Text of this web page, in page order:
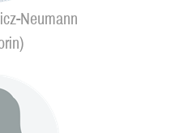
Neumann